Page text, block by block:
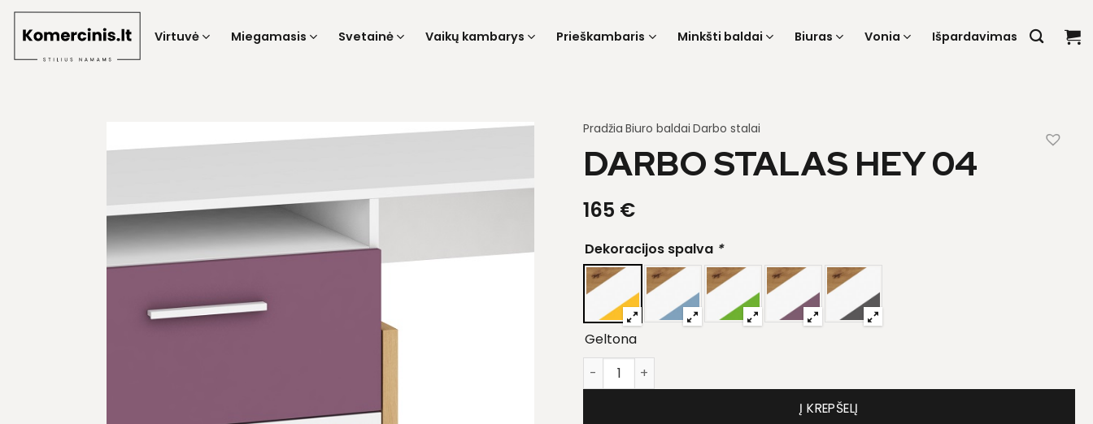
Skip
Virtuvė Miegamasis Svetainė Vaikų kambarys Prieškambaris Minkšti baldai Biuras Vonia Išpardavimas
Pradžia Biuro baldai Darbo stalai
DARBO STALAS HEY 04
165 €
Dekoracijos spalva *
Geltona
produkto kiekis: Darbo stalas Hey 04
Į KREPŠELĮ